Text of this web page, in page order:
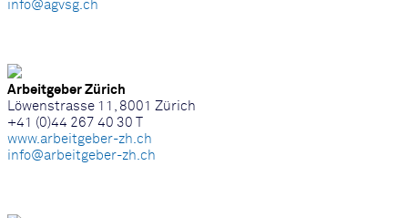
info@agvsg.ch
Arbeitgeber Zürich
Löwenstrasse 11, 8001 Zürich
+41 (0)44 267 40 30 T
www.arbeitgeber-zh.ch
info@arbeitgeber-zh.ch